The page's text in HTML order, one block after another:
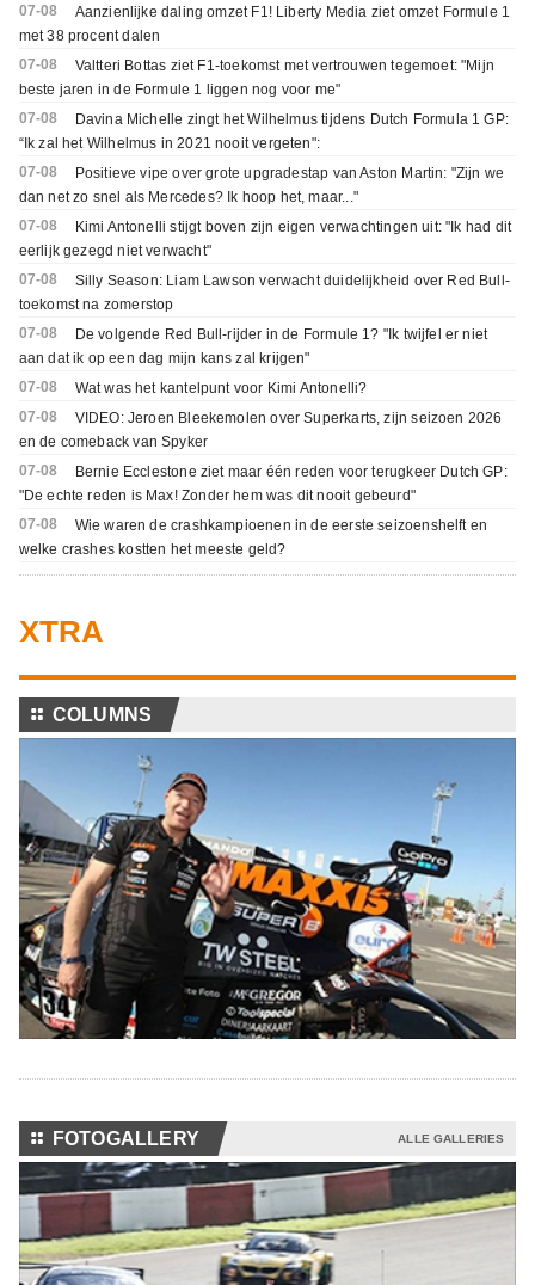
07-08
Aanzienlijke daling omzet F1! Liberty Media ziet omzet Formule 1
met 38 procent dalen
07-08
Valtteri Bottas ziet F1-toekomst met vertrouwen tegemoet: "Mijn
beste jaren in de Formule 1 liggen nog voor me"
07-08
Davina Michelle zingt het Wilhelmus tijdens Dutch Formula 1 GP:
“Ik zal het Wilhelmus in 2021 nooit vergeten":
07-08
Positieve vipe over grote upgradestap van Aston Martin: "Zijn we
dan net zo snel als Mercedes? Ik hoop het, maar..."
07-08
Kimi Antonelli stijgt boven zijn eigen verwachtingen uit: "Ik had dit
eerlijk gezegd niet verwacht"
07-08
Silly Season: Liam Lawson verwacht duidelijkheid over Red Bull-
toekomst na zomerstop
07-08
De volgende Red Bull-rijder in de Formule 1? "Ik twijfel er niet
aan dat ik op een dag mijn kans zal krijgen"
07-08
Wat was het kantelpunt voor Kimi Antonelli?
07-08
VIDEO: Jeroen Bleekemolen over Superkarts, zijn seizoen 2026
en de comeback van Spyker
07-08
Bernie Ecclestone ziet maar één reden voor terugkeer Dutch GP:
"De echte reden is Max! Zonder hem was dit nooit gebeurd"
07-08
Wie waren de crashkampioenen in de eerste seizoenshelft en
welke crashes kostten het meeste geld?
XTRA
⚏ COLUMNS
⚏ FOTOGALLERY ALLE GALLERIES